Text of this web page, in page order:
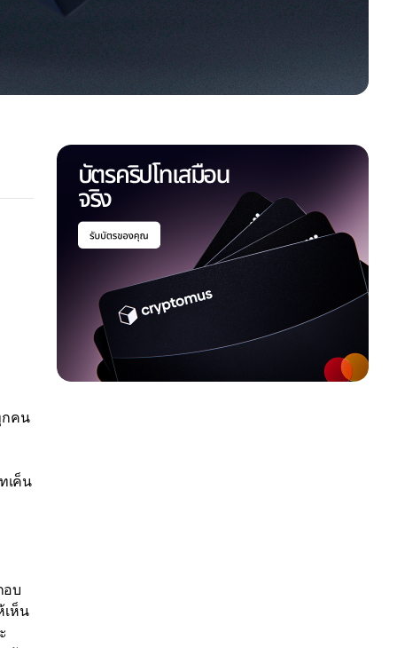
กคน
เค็น
อบ
เห็น